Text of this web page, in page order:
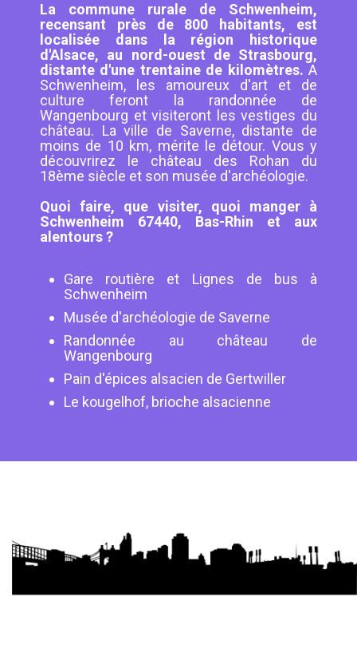
La commune rurale de Schwenheim,
recensant près de 800 habitants, est
localisée dans la région historique
d'Alsace, au nord-ouest de Strasbourg,
distante d'une trentaine de kilomètres. A
Schwenheim, les amoureux d'art et de
culture feront la randonnée de
Wangenbourg et visiteront les vestiges du
château. La ville de Saverne, distante de
moins de 10 km, mérite le détour. Vous y
découvrirez le château des Rohan du
18ème siècle et son musée d'archéologie.
Quoi faire, que visiter, quoi manger à
Schwenheim 67440, Bas-Rhin et aux
alentours ?
Gare routière et Lignes de bus à
Schwenheim
Musée d'archéologie de Saverne
Randonnée au château de
Wangenbourg
Pain d'épices alsacien de Gertwiller
Le kougelhof, brioche alsacienne